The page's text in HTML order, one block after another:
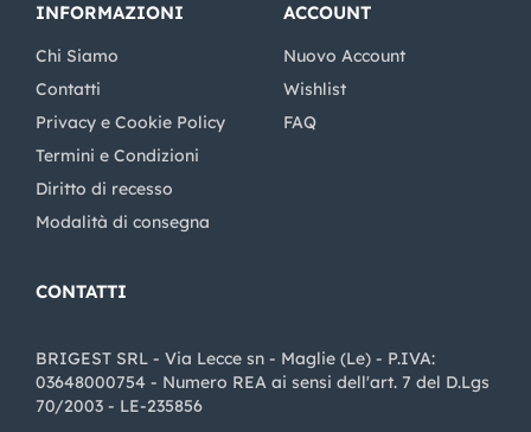
INFORMAZIONI
Chi Siamo
Contatti
Privacy e Cookie Policy
Termini e Condizioni
Diritto di recesso
Modalità di consegna
ACCOUNT
Nuovo Account
Wishlist
FAQ
CONTATTI
BRIGEST SRL - Via Lecce sn - Maglie (Le) - P.IVA:
03648000754 - Numero REA ai sensi dell'art. 7 del D.Lgs
70/2003 - LE-235856